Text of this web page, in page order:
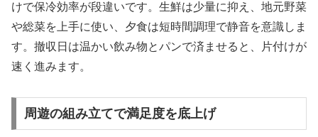
けで保冷効率が段違いです。生鮮は少量に抑え、地元野菜
や総菜を上手に使い、夕食は短時間調理で静音を意識しま
す。撤収日は温かい飲み物とパンで済ませると、片付けが
速く進みます。
周遊の組み立てで満足度を底上げ